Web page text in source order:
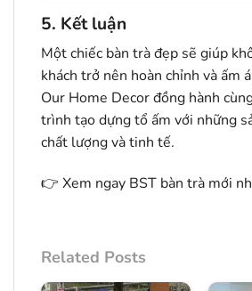
5. Kết luận
Một chiếc bàn trà đẹp sẽ giúp
khách trở nên hoàn chỉnh và ấm
Our Home Decor đồng hành
trình tạo dựng tổ ấm với những
chất lượng và tinh tế.
👉 Xem ngay BST bàn trà mới
Related Posts